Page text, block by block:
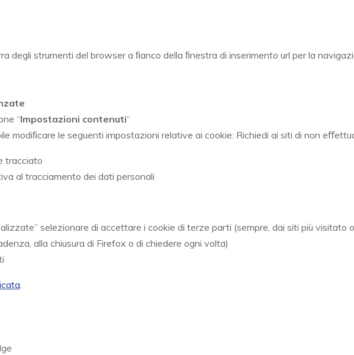
degli strumenti del browser a ﬁanco della ﬁnestra di inserimento url per la
“Impostazioni contenuti“
modiﬁcare le seguenti impostazioni relative ai cookie: Richiedi ai siti di non
tracciato
al tracciamento dei dati personali
selezionare di accettare i cookie di terze parti (sempre, dai siti più visitato
alla chiusura di Firefox o di chiedere ogni volta)
.